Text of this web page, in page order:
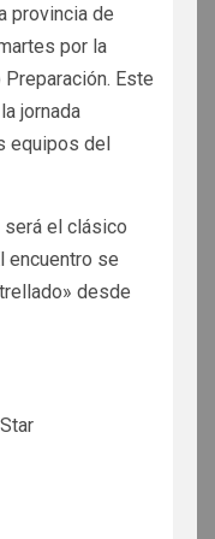
provincia de
por la
Este
jornada
equipos del
el clásico
encuentro se
desde